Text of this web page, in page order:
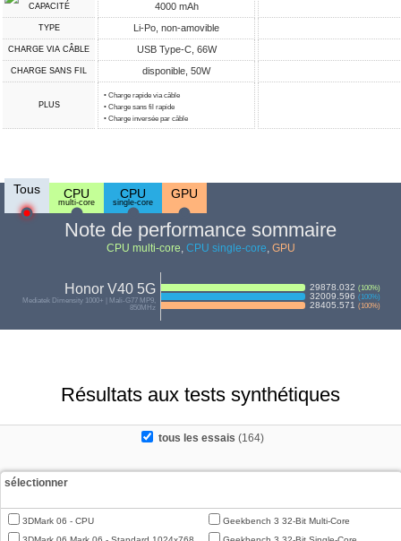
CAPACITÉ 4000 mAh
TYPE Li-Po, non-amovible
CHARGE VIA CÂBLE USB Type-C, 66W
CHARGE SANS FIL disponible, 50W
PLUS
• Charge rapide via câble
• Charge sans fil rapide
• Charge inversée par câble
Tous CPU
multi-core
CPU
single-core
GPU
Note de performance sommaire
CPU multi-core, CPU single-core, GPU
Honor V40 5G
Mediatek Dimensity 1000+ | Mali-G77 MP9,
850MHz
29878.032 (100%)
32009.596 (100%)
28405.571 (100%)
Résultats aux tests synthétiques
tous les essais (164)
sélectionner
3DMark 06 - CPU
Geekbench 3 32-Bit Multi-Core